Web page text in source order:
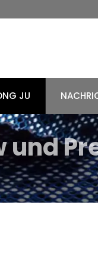
JU
und
/ TLC